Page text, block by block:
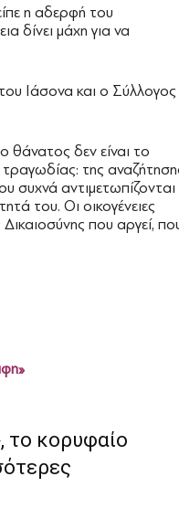
η αδερφή του
δίνει μάχη για να
Ιάσονα και ο Σύλλογος
θάνατος δεν είναι το
τραγωδίας: της
συχνά αντιμετωπίζονται
του. Οι οικογένειες
που αργεί,
το κορυφαίο